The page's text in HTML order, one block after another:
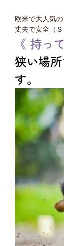
欧米で大人気の
丈夫で安全（
《 持っ
狭い場
す。